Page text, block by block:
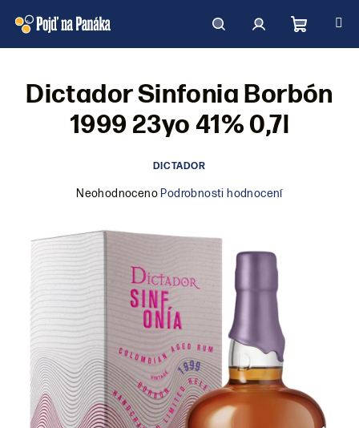
HledatPřihlášeníNákupní
košík
Dictador Sinfonia Borbón
1999 23yo 41% 0,7l
DICTADOR
Neohodnoceno Podrobnosti hodnocení